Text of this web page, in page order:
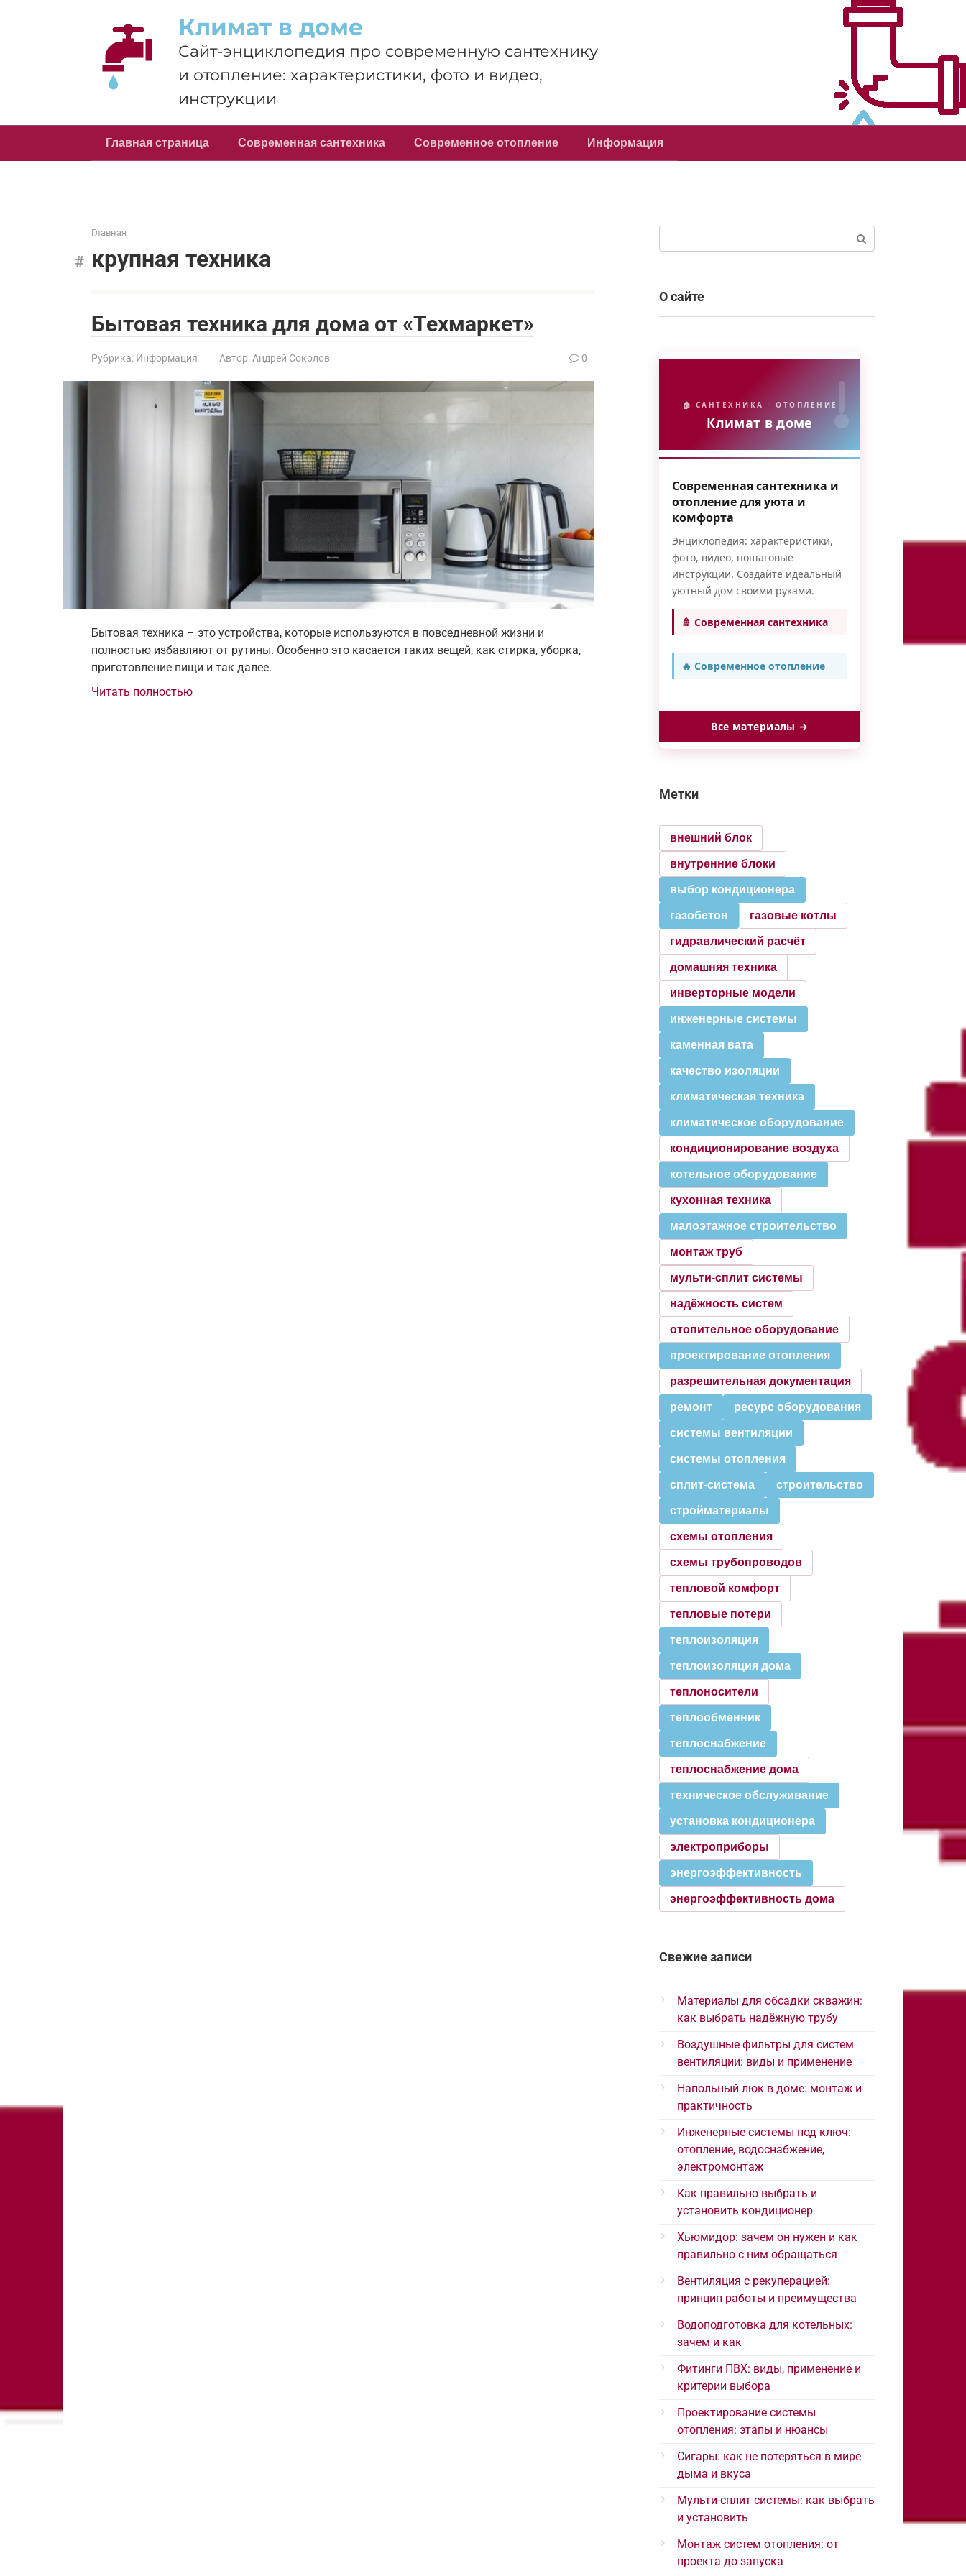
Климат в доме
Сайт-энциклопедия про современную сантехнику
и отопление: характеристики, фото и видео,
инструкции
Главная страница Современная сантехника Современное отопление Информация
Главная
крупная техника
Бытовая техника для дома от «Техмаркет»
Рубрика: Информация Автор: Андрей Соколов 0
Бытовая техника – это устройства, которые используются в повседневной жизни и
полностью избавляют от рутины. Особенно это касается таких вещей, как стирка, уборка,
приготовление пищи и так далее.
Читать полностью
О сайте
🏠 САНТЕХНИКА · ОТОПЛЕНИЕ
Климат в доме
Современная сантехника и
отопление для уюта и
комфорта
Энциклопедия: характеристики,
фото, видео, пошаговые
инструкции. Создайте идеальный
уютный дом своими руками.
🚿 Современная сантехника
🔥 Современное отопление
Все материалы →
Метки
внешний блок
внутренние блоки
выбор кондиционера
газобетон газовые котлы
гидравлический расчёт
домашняя техника
инверторные модели
инженерные системы
каменная вата
качество изоляции
климатическая техника
климатическое оборудование
кондиционирование воздуха
котельное оборудование
кухонная техника
малоэтажное строительство
монтаж труб
мульти-сплит системы
надёжность систем
отопительное оборудование
проектирование отопления
разрешительная документация
ремонт ресурс оборудования
системы вентиляции
системы отопления
сплит-система строительство
стройматериалы
схемы отопления
схемы трубопроводов
тепловой комфорт
тепловые потери
теплоизоляция
теплоизоляция дома
теплоносители
теплообменник
теплоснабжение
теплоснабжение дома
техническое обслуживание
установка кондиционера
электроприборы
энергоэффективность
энергоэффективность дома
Свежие записи
Материалы для обсадки скважин:
как выбрать надёжную трубу
Воздушные фильтры для систем
вентиляции: виды и применение
Напольный люк в доме: монтаж и
практичность
Инженерные системы под ключ:
отопление, водоснабжение,
электромонтаж
Как правильно выбрать и
установить кондиционер
Хьюмидор: зачем он нужен и как
правильно с ним обращаться
Вентиляция с рекуперацией:
принцип работы и преимущества
Водоподготовка для котельных:
зачем и как
Фитинги ПВХ: виды, применение и
критерии выбора
Проектирование системы
отопления: этапы и нюансы
Сигары: как не потеряться в мире
дыма и вкуса
Мульти-сплит системы: как выбрать
и установить
Монтаж систем отопления: от
проекта до запуска